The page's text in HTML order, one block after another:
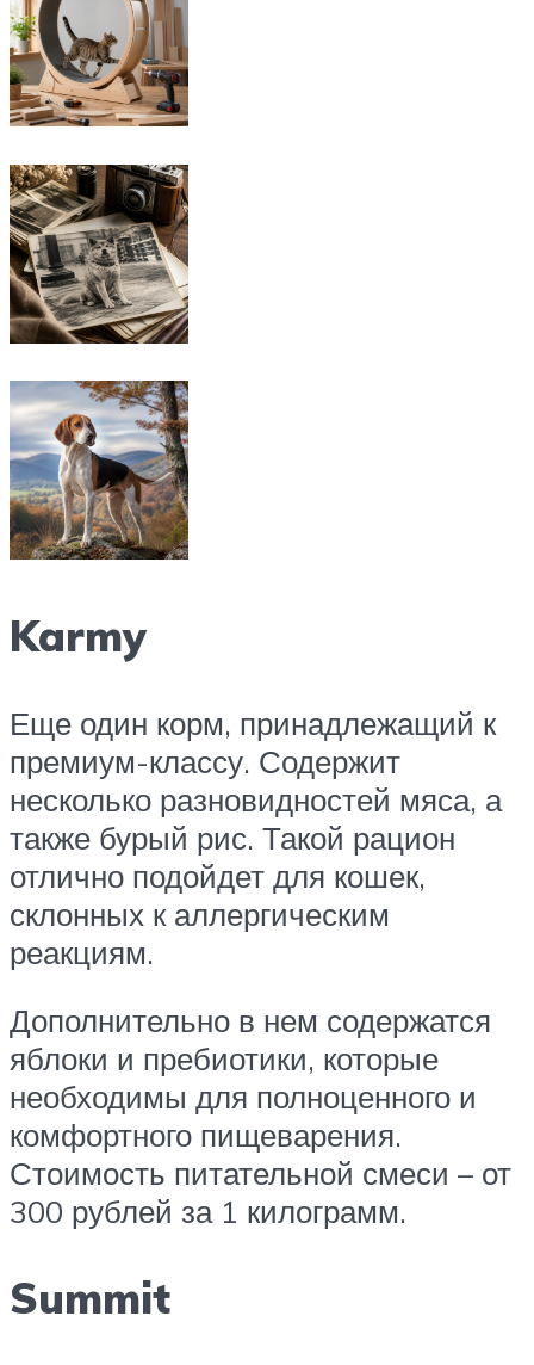
Karmy
Еще один корм, принадлежащий к
премиум-классу. Содержит
несколько разновидностей мяса, а
также бурый рис. Такой рацион
отлично подойдет для кошек,
склонных к аллергическим
реакциям.
Дополнительно в нем содержатся
яблоки и пребиотики, которые
необходимы для полноценного и
комфортного пищеварения.
Стоимость питательной смеси – от
300 рублей за 1 килограмм.
Summit